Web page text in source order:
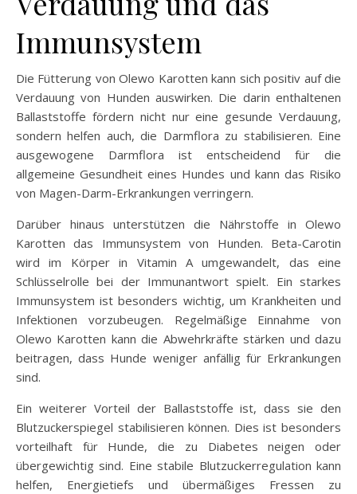
Immunsystem
Die Fütterung von Olewo Karotten kann sich positiv auf die
Verdauung von Hunden auswirken. Die darin enthaltenen
Ballaststoffe fördern nicht nur eine gesunde Verdauung,
sondern helfen auch, die Darmflora zu stabilisieren. Eine
ausgewogene Darmflora ist entscheidend für die
allgemeine Gesundheit eines Hundes und kann das Risiko
von Magen-Darm-Erkrankungen verringern.
Darüber hinaus unterstützen die Nährstoffe in Olewo
Karotten das Immunsystem von Hunden. Beta-Carotin
wird im Körper in Vitamin A umgewandelt, das eine
Schlüsselrolle bei der Immunantwort spielt. Ein starkes
Immunsystem ist besonders wichtig, um Krankheiten und
Infektionen vorzubeugen. Regelmäßige Einnahme von
Olewo Karotten kann die Abwehrkräfte stärken und dazu
beitragen, dass Hunde weniger anfällig für Erkrankungen
sind.
Ein weiterer Vorteil der Ballaststoffe ist, dass sie den
Blutzuckerspiegel stabilisieren können. Dies ist besonders
vorteilhaft für Hunde, die zu Diabetes neigen oder
übergewichtig sind. Eine stabile Blutzuckerregulation kann
helfen, Energietiefs und übermäßiges Fressen zu